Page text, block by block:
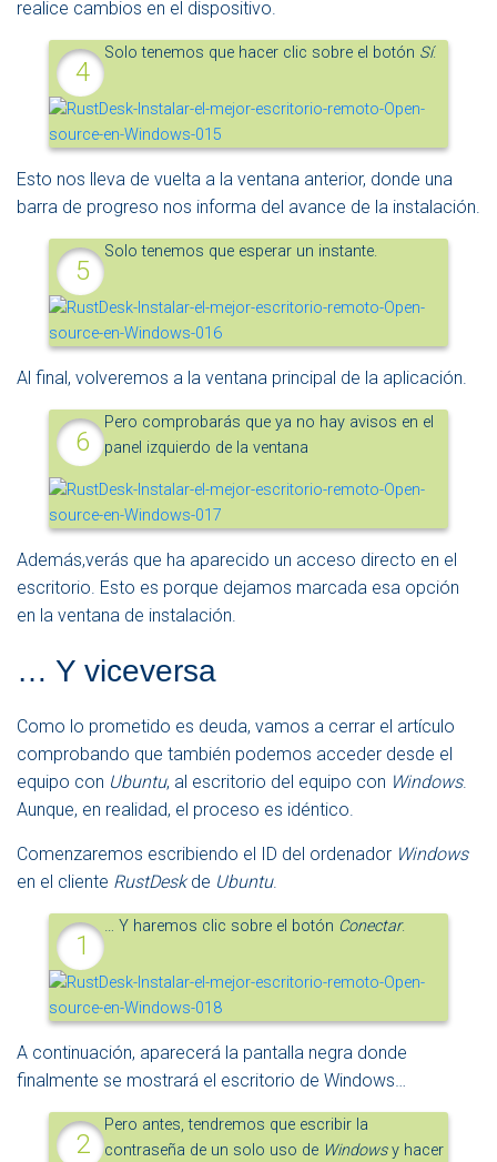
realice cambios en el dispositivo.
Solo tenemos que hacer clic sobre el botón Sí.
Esto nos lleva de vuelta a la ventana anterior, donde una
barra de progreso nos informa del avance de la instalación.
Solo tenemos que esperar un instante.
Al final, volveremos a la ventana principal de la aplicación.
Pero comprobarás que ya no hay avisos en el
panel izquierdo de la ventana
Además,verás que ha aparecido un acceso directo en el
escritorio. Esto es porque dejamos marcada esa opción
en la ventana de instalación.
… Y viceversa
Como lo prometido es deuda, vamos a cerrar el artículo
comprobando que también podemos acceder desde el
equipo con Ubuntu, al escritorio del equipo con Windows.
Aunque, en realidad, el proceso es idéntico.
Comenzaremos escribiendo el ID del ordenador Windows
en el cliente RustDeskde Ubuntu.
… Y haremos clic sobre el botón Conectar.
A continuación, aparecerá la pantalla negra donde
finalmente se mostrará el escritorio de Windows…
Pero antes, tendremos que escribir la
contraseña de un solo uso de Windowsy hacer